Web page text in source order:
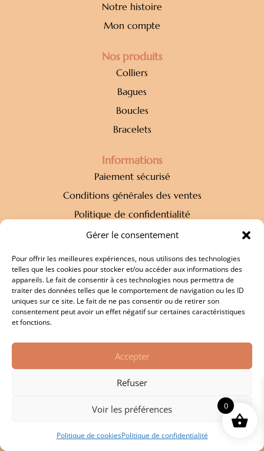
Gérer le consentement
Pour offrir les meilleures expériences, nous utilisons des technologies
telles que les cookies pour stocker et/ou accéder aux informations des
appareils. Le fait de consentir à ces technologies nous permettra de
traiter des données telles que le comportement de navigation ou les ID
uniques sur ce site. Le fait de ne pas consentir ou de retirer son
consentement peut avoir un effet négatif sur certaines caractéristiques
et fonctions.
Accepter
Refuser
Voir les préférences
Politique de cookiesPolitique de confidentialité
Notre histoire
Mon compte
Nos produits
Colliers
Bagues
Boucles
Bracelets
Informations
Paiement sécurisé
Conditions générales des ventes
Politique de confidentialité
Mentions légales
Newsletter
Restez à l'affût des dernières tendances !
JE M'ABONNE
©2026 Trésors de Nanas | Site réalisé par l’agence

0